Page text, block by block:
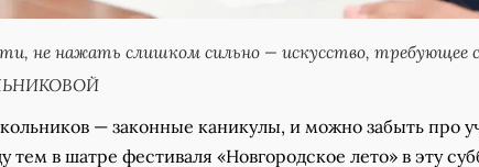
не нажать слишком сильно — искусство, требующее
— законные каникулы, и можно забыть про
тем в шатре фестиваля «Новгородское лето» в эту